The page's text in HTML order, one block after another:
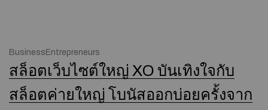
BusinessEntrepreneurs
สล็อตเว็บไซต์ใหญ่ XO บันเทิงใจกับ
สล็อตค่ายใหญ่ โบนัสออกบ่อยครั้งจาก